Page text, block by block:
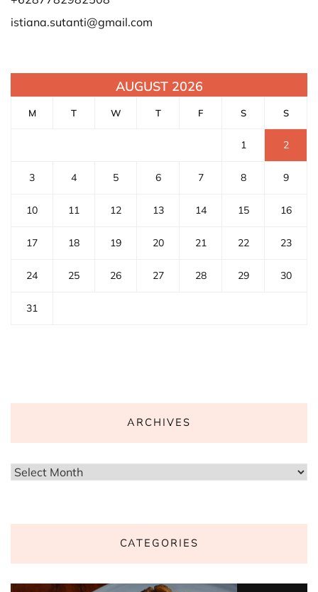
istiana.sutanti@gmail.com
AUGUST 2026
M T W T F S S
1 2
3 4 5 6 7 8 9
10 11 12 13 14 15 16
17 18 19 20 21 22 23
24 25 26 27 28 29 30
31
ARCHIVES
Archives
CATEGORIES